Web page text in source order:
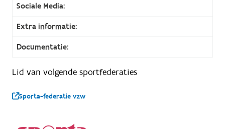
Sociale Media:
Extra informatie:
Documentatie:
Lid van volgende sportfederaties
Sporta-federatie vzw